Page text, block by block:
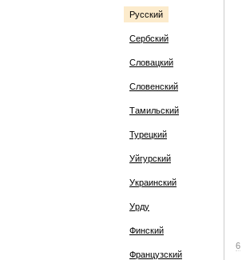
Русский
Сербский
Словацкий
Словенский
Тамильский
Турецкий
Уйгурский
Украинский
Урду
Финский
Французский
6